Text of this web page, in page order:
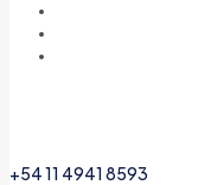
+54 11 4941 8593